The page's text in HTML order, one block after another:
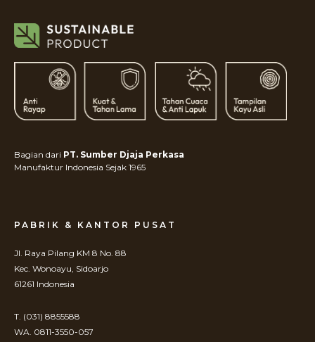
Bagian dari PT. Sumber Djaja Perkasa
Manufaktur Indonesia Sejak 1965
PABRIK & KANTOR PUSAT
Jl. Raya Pilang KM 8 No. 88
Kec. Wonoayu, Sidoarjo
61261 Indonesia
T. (031) 8855588
WA. 0811-3550-057